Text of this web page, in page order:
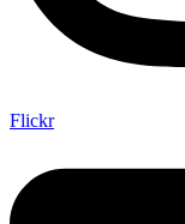
Flickr